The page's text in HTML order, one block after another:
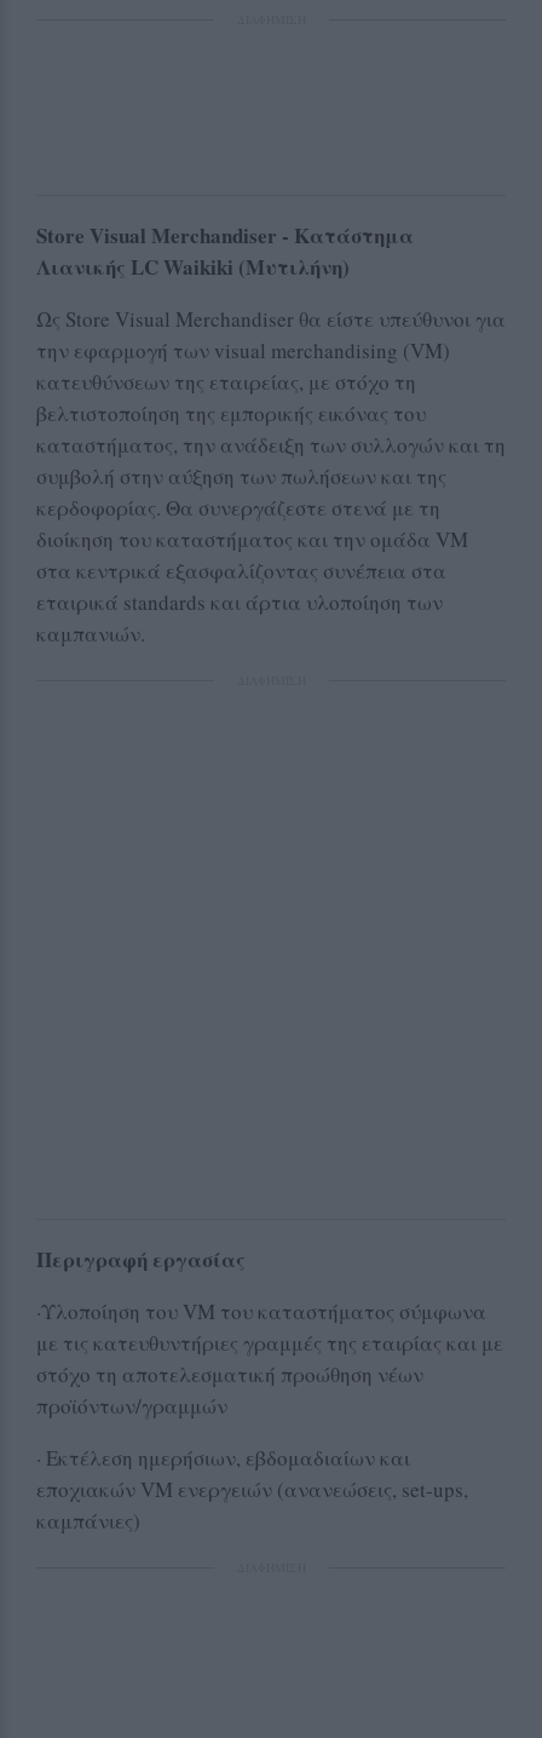
Store Visual Merchandiser - Κατάστημα
Λιανικής LC Waikiki (Μυτιλήνη)
Ως Store Visual Merchandiser θα είστε υπεύθυνοι για
την εφαρμογή των visual merchandising (VM)
κατευθύνσεων της εταιρείας, με στόχο τη
βελτιστοποίηση της εμπορικής εικόνας του
καταστήματος, την ανάδειξη των συλλογών και τη
συμβολή στην αύξηση των πωλήσεων και της
κερδοφορίας. Θα συνεργάζεστε στενά με τη
διοίκηση του καταστήματος και την ομάδα VM
στα κεντρικά εξασφαλίζοντας συνέπεια στα
εταιρικά standards και άρτια υλοποίηση των
καμπανιών.
Περιγραφή εργασίας
·Υλοποίηση του VM του καταστήματος σύμφωνα
με τις κατευθυντήριες γραμμές της εταιρίας και με
στόχο τη αποτελεσματική προώθηση νέων
προϊόντων/γραμμών
· Εκτέλεση ημερήσιων, εβδομαδιαίων και
εποχιακών VM ενεργειών (ανανεώσεις, set-ups,
καμπάνιες)